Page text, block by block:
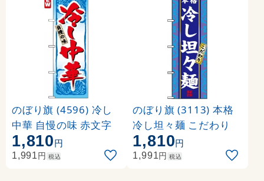
のぼり旗 (4596) 冷し
中華 自慢の味 赤文字
1,810円
1,991円 税込
のぼり旗 (3113) 本格
冷し坦々麺 こだわり
1,810円
1,991円 税込